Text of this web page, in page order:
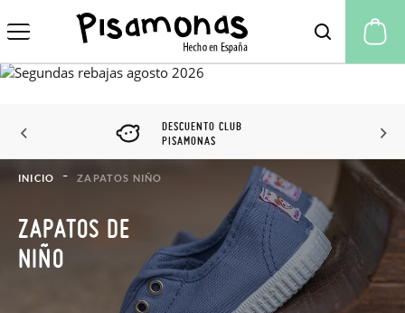
DESCUENTO CLUB
PISAMONAS
INICIO ZAPATOS NIÑO
ZAPATOS DE
NIÑO